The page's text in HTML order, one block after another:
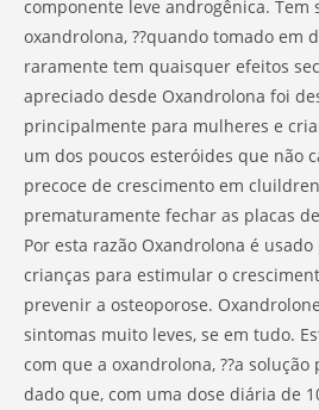
componente leve androgênica. Tem
oxandrolona, ??quando tomado em
raramente tem quaisquer efeitos
apreciado desde Oxandrolona foi
principalmente para mulheres e
um dos poucos esteróides que não
precoce de crescimento em
prematuramente fechar as placas
Por esta razão Oxandrolona é
crianças para estimular o
prevenir a osteoporose.
sintomas muito leves, se em tudo.
com que a oxandrolona, ??a
dado que, com uma dose diária de